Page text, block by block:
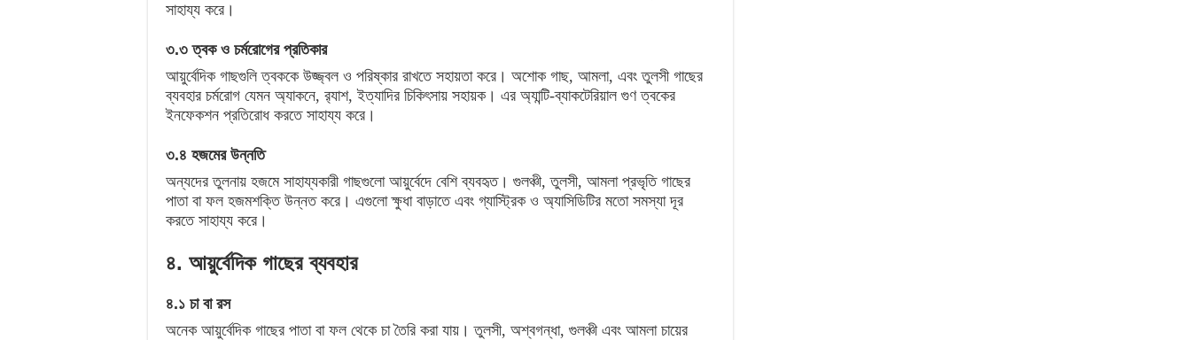
সাহায্য করে।
৩.৩ ত্বক ও চর্মরোগের প্রতিকার
আয়ুর্বেদিক গাছগুলি ত্বককে উজ্জ্বল ও পরিষ্কার রাখতে সহায়তা করে। অশোক গাছ, আমলা, এবং তুলসী গাছের
ব্যবহার চর্মরোগ যেমন অ্যাকনে, র‍্যাশ, ইত্যাদির চিকিৎসায় সহায়ক। এর অ্যান্টি-ব্যাকটেরিয়াল গুণ ত্বকের
ইনফেকশন প্রতিরোধ করতে সাহায্য করে।
৩.৪ হজমের উন্নতি
অন্যদের তুলনায় হজমে সাহায্যকারী গাছগুলো আয়ুর্বেদে বেশি ব্যবহৃত। গুলঞ্চী, তুলসী, আমলা প্রভৃতি গাছের
পাতা বা ফল হজমশক্তি উন্নত করে। এগুলো ক্ষুধা বাড়াতে এবং গ্যাস্ট্রিক ও অ্যাসিডিটির মতো সমস্যা দূর
করতে সাহায্য করে।
৪. আয়ুর্বেদিক গাছের ব্যবহার
৪.১ চা বা রস
অনেক আয়ুর্বেদিক গাছের পাতা বা ফল থেকে চা তৈরি করা যায়। তুলসী, অশ্বগন্ধা, গুলঞ্চী এবং আমলা চায়ের